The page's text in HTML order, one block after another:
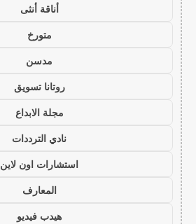
أناقة أنثى
متورخ
مدسن
روتانا تسويق
مجلة الابداع
نادي الترددات
استشارات اون لاين
المعارف
هيدب فيديو